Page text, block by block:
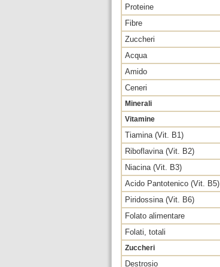
Proteine
Fibre
Zuccheri
Acqua
Amido
Ceneri
Minerali
Vitamine
Tiamina (Vit. B1)
Riboflavina (Vit. B2)
Niacina (Vit. B3)
Acido Pantotenico (Vit. B5)
Piridossina (Vit. B6)
Folato alimentare
Folati, totali
Zuccheri
Destrosio